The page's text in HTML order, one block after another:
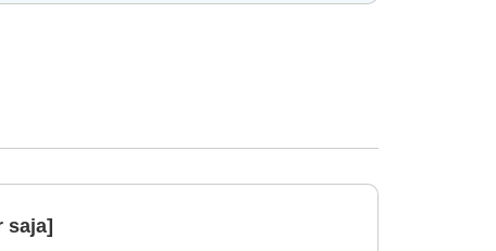
saja]